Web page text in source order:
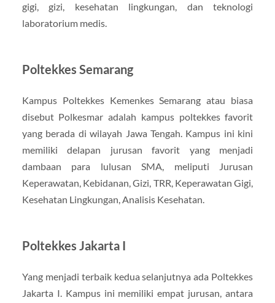
gigi, gizi, kesehatan lingkungan, dan teknologi
laboratorium medis.
Poltekkes Semarang
Kampus Poltekkes Kemenkes Semarang atau biasa
disebut Polkesmar adalah kampus poltekkes favorit
yang berada di wilayah Jawa Tengah. Kampus ini kini
memiliki delapan jurusan favorit yang menjadi
dambaan para lulusan SMA, meliputi Jurusan
Keperawatan, Kebidanan, Gizi, TRR, Keperawatan Gigi,
Kesehatan Lingkungan, Analisis Kesehatan.
Poltekkes Jakarta I
Yang menjadi terbaik kedua selanjutnya ada Poltekkes
Jakarta I. Kampus ini memiliki empat jurusan, antara